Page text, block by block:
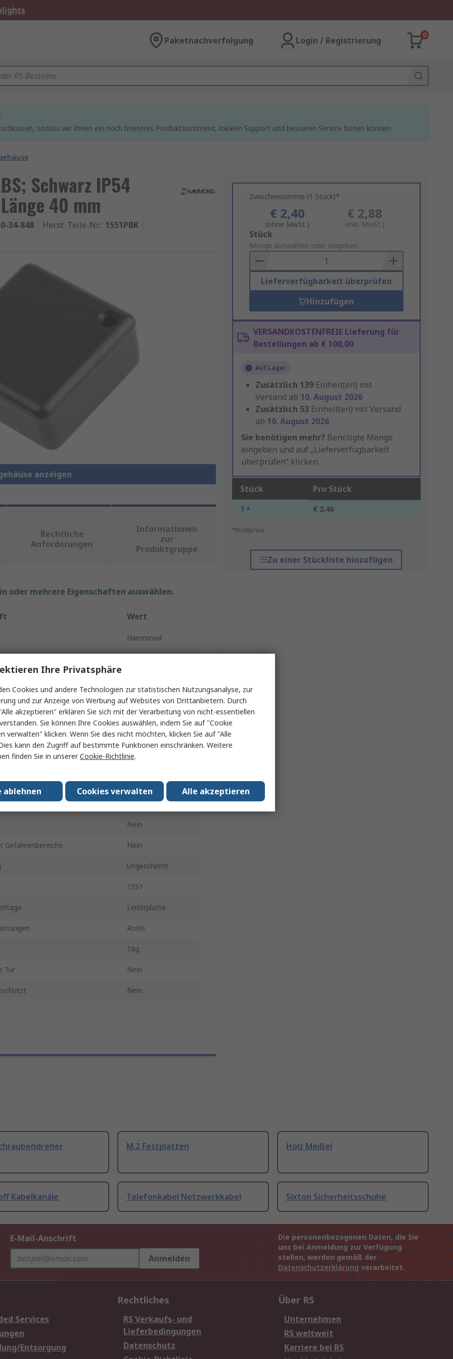
Paketnachverfolgung Login / Registrierung
0
sodass wir Ihnen ein noch breiteres Produktsortiment, lokalen Support und besseren Service bieten können.
Schwarz IP54
40 mm
34-848 Herst. Teile-Nr.: 1551PBK
anzeigen
Zwischensumme (1 Stück)*
€ 2,40
(ohne MwSt.)
€ 2,88
(inkl. MwSt.)
Add
to
Basket
Stück
Menge auswählen oder eingeben
Lieferverfügbarkeit überprüfen
Hinzufügen
VERSANDKOSTENFREIE Lieferung für
Bestellungen ab € 100,00
Auf Lager
Zusätzlich 139 Einheit(en) mit
Versand ab 10. August 2026
Zusätzlich 53 Einheit(en) mit Versand
ab 10. August 2026
Sie benötigen mehr? Benötigte Menge
eingeben und auf „Lieferverfügbarkeit
überprüfen“ klicken.
Stück Pro Stück
1 + € 2,40
*Richtpreis
Zu einer Stückliste hinzufügen
Rechtliche
Anforderungen
Informationen
zur
Produktgruppe
oder mehrere Eigenschaften auswählen.
Wert
Hammond
20mm
40mm
40mm
IP54
Schwarz
Schwarz
Nein
Gefahrenbereiche Nein
Ungeschirmt
1551
Leiterplatte
RoHS
18g
Tür Nein
Nein
M.2 Festplatten Holz Meißel
Kabelkanäle Telefonkabel Netzwerkkabel Sixton Sicherheitsschuhe
E-Mail-Anschrift
Anmelden
Die personenbezogenen Daten, die Sie
uns bei Anmeldung zur Verfügung
stellen, werden gemäß der
Datenschutzerklärung verarbeitet.
Services
Entsorgung
Rechtliches
RS Verkaufs- und
Lieferbedingungen
Datenschutz
Über RS
Unternehmen
RS weltweit
Karriere bei RS
Ihre Privatsphäre
Cookies und andere Technologien zur statistischen Nutzungsanalyse, zur
und zur Anzeige von Werbung auf Websites von Drittanbietern. Durch
akzeptieren" erklären Sie sich mit der Verarbeitung von nicht-essentiellen
Sie können Ihre Cookies auswählen, indem Sie auf "Cookie
verwalten" klicken. Wenn Sie dies nicht möchten, klicken Sie auf "Alle
kann den Zugriff auf bestimmte Funktionen einschränken. Weitere
finden Sie in unsererCookie-Richtlinie.
Alle akzeptieren
Cookies verwalten
ablehnen